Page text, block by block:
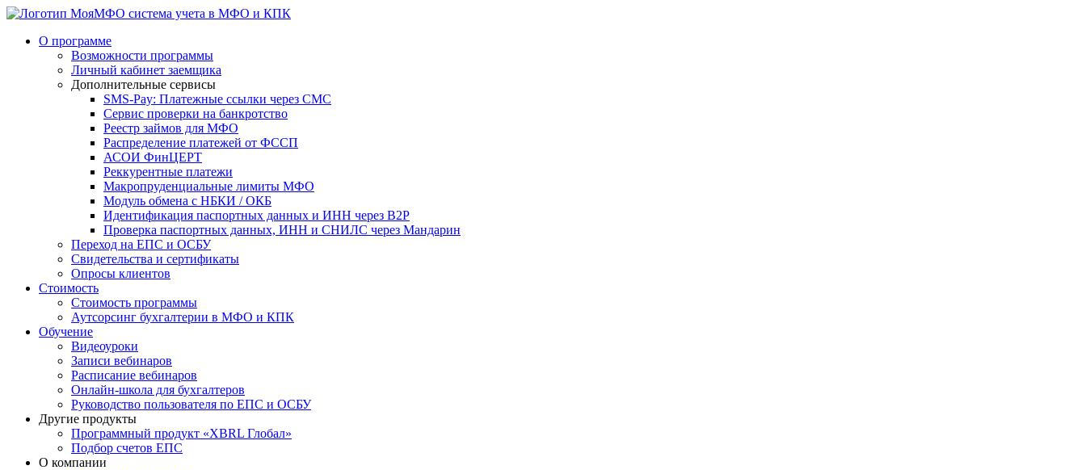
система учета в МФО и КПК
О программе
Возможности программы
Личный кабинет заемщика
Дополнительные сервисы
SMS-Pay: Платежные ссылки через СМС
Сервис проверки на банкротство
Реестр займов для МФО
Распределение платежей от ФССП
АСОИ ФинЦЕРТ
Реккурентные платежи
Макропруденциальные лимиты МФО
Модуль обмена с НБКИ / ОКБ
Идентификация паспортных данных и ИНН через B2P
Проверка паспортных данных, ИНН и СНИЛС через Мандарин
Переход на ЕПС и ОСБУ
Свидетельства и сертификаты
Опросы клиентов
Стоимость
Стоимость программы
Аутсорсинг бухгалтерии в МФО и КПК
Обучение
Видеоуроки
Записи вебинаров
Расписание вебинаров
Онлайн-школа для бухгалтеров
Руководство пользователя по ЕПС и ОСБУ
Другие продукты
Программный продукт «XBRL Глобал»
Подбор счетов ЕПС
О компании